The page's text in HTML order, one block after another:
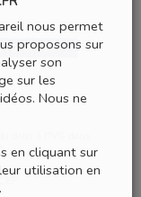
nous permet
proposons sur
son
sur les
Nous ne
en cliquant sur
utilisation en